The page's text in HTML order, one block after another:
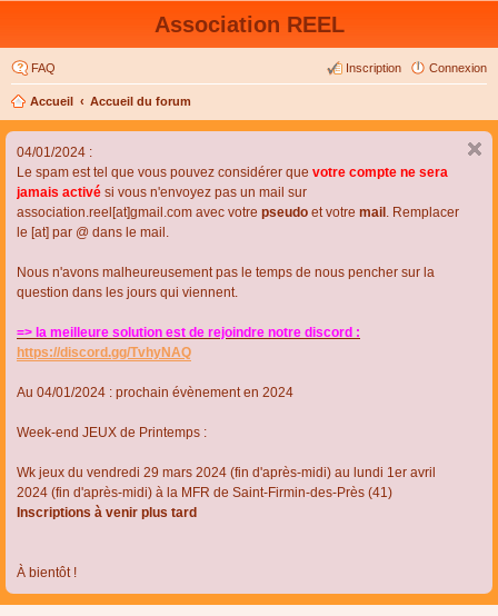
Association REEL
FAQ Connexion
Inscription
Accueil Accueil du forum
04/01/2024 :
Le spam est tel que vous pouvez considérer que votre compte ne sera
jamais activé si vous n'envoyez pas un mail sur
association.reel[at]gmail.com avec votre pseudo et votre mail . Remplacer
le [at] par @ dans le mail.
Nous n'avons malheureusement pas le temps de nous pencher sur la
question dans les jours qui viennent.
=> la meilleure solution est de rejoindre notre discord :
https://discord.gg/TvhyNAQ
Au 04/01/2024 : prochain évènement en 2024
Week-end JEUX de Printemps :
Wk jeux du vendredi 29 mars 2024 (fin d'après-midi) au lundi 1er avril
2024 (fin d'après-midi) à la MFR de Saint-Firmin-des-Près (41)
Inscriptions à venir plus tard
À bientôt !